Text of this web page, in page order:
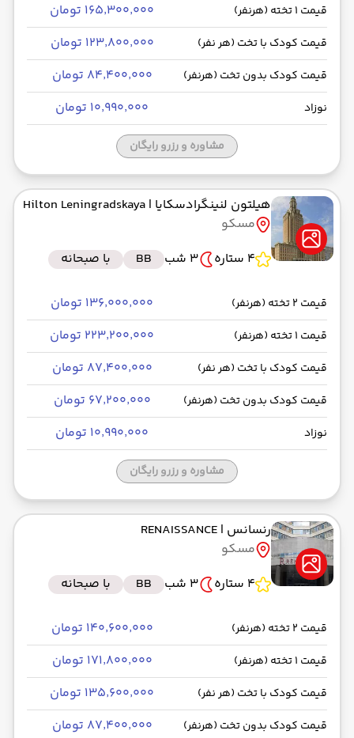
قیمت 1 تخته (هرنفر) ۱۶۵٬۳۰۰٬۰۰۰ تومان
قیمت کودک با تخت (هر نفر) ۱۲۳٬۸۰۰٬۰۰۰ تومان
قیمت کودک بدون تخت (هرنفر) ۸۴٬۴۰۰٬۰۰۰ تومان
نوزاد ۱۰٬۹۹۰٬۰۰۰ تومان
مشاوره و رزرو رایگان
هیلتون لنینگرادسکایا | Hilton Leningradskaya
مسکو
4 ستاره
3 شب BB با صبحانه
قیمت 2 تخته (هرنفر) ۱۳۶٬۰۰۰٬۰۰۰ تومان
قیمت 1 تخته (هرنفر) ۲۲۳٬۲۰۰٬۰۰۰ تومان
قیمت کودک با تخت (هر نفر) ۸۷٬۴۰۰٬۰۰۰ تومان
قیمت کودک بدون تخت (هرنفر) ۶۷٬۲۰۰٬۰۰۰ تومان
نوزاد ۱۰٬۹۹۰٬۰۰۰ تومان
مشاوره و رزرو رایگان
رنسانس | RENAISSANCE
مسکو
4 ستاره
3 شب BB با صبحانه
قیمت 2 تخته (هرنفر) ۱۴۰٬۶۰۰٬۰۰۰ تومان
قیمت 1 تخته (هرنفر) ۱۷۱٬۸۰۰٬۰۰۰ تومان
قیمت کودک با تخت (هر نفر) ۱۳۵٬۶۰۰٬۰۰۰ تومان
قیمت کودک بدون تخت (هرنفر) ۸۷٬۴۰۰٬۰۰۰ تومان